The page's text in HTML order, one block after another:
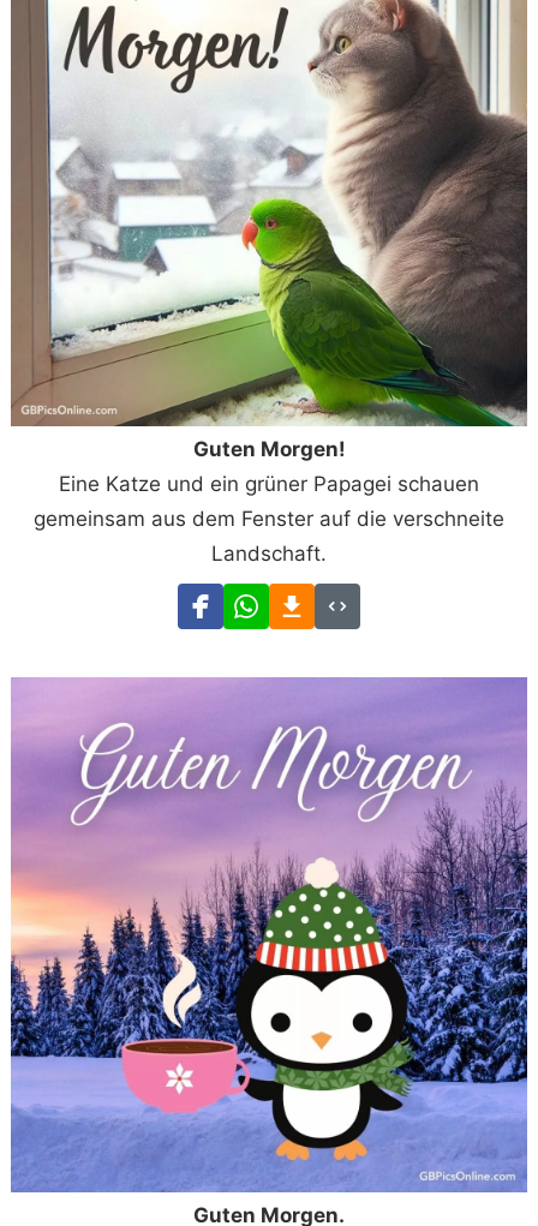
Guten Morgen!
Eine Katze und ein grüner Papagei schauen
gemeinsam aus dem Fenster auf die verschneite
Landschaft.
Guten Morgen.